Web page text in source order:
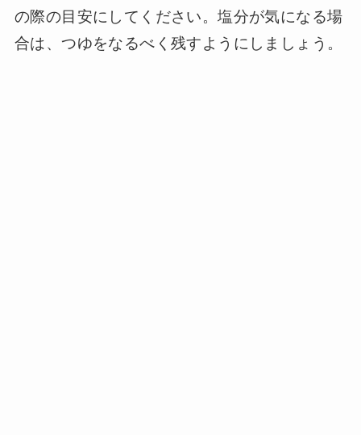
の際の目安にしてください。塩分が気になる場
合は、つゆをなるべく残すようにしましょう。